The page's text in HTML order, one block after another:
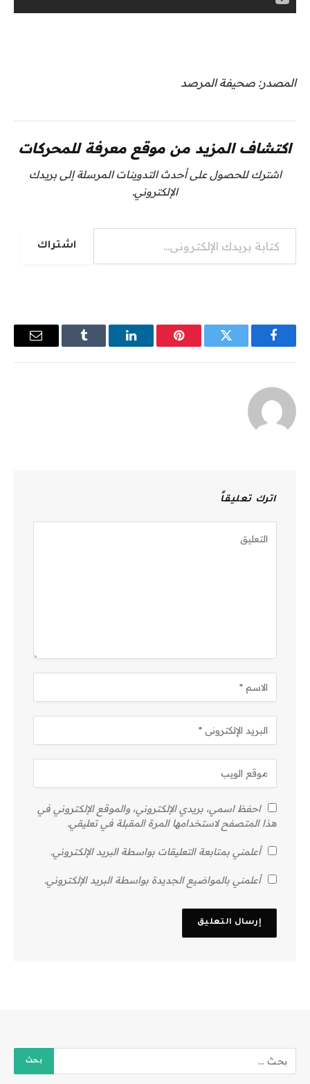
المصدر: صحيفة المرصد
اكتشاف المزيد من موقع معرفة للمحركات
اشترك للحصول على أحدث التدوينات المرسلة إلى بريدك
الإلكتروني.
كتابة بريدك الإلكتروني...
اشتراك
فيسبوك تويتر بينتيريستلينكدإن Tumblr
البريد
اترك تعليقاً
احفظ اسمي، بريدي الإلكتروني، والموقع الإلكتروني في
هذا المتصفح لاستخدامها المرة المقبلة في تعليقي.
أعلمني بمتابعة التعليقات بواسطة البريد الإلكتروني.
أعلمني بالمواضيع الجديدة بواسطة البريد الإلكتروني.